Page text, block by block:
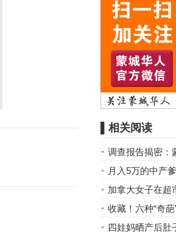
▌相关阅读
调查报告揭密：
月入5万的中产
加拿大女子在超
全是现金！
收藏！六种“奇
四娃妈晒产后肚